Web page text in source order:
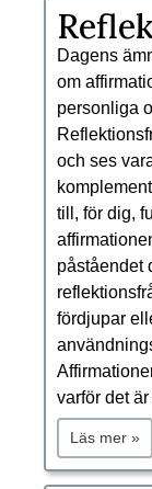
Dagens
om
personliga
och ses
till, för dig,
påståendet
fördjupar
varför det är
Läs mer »